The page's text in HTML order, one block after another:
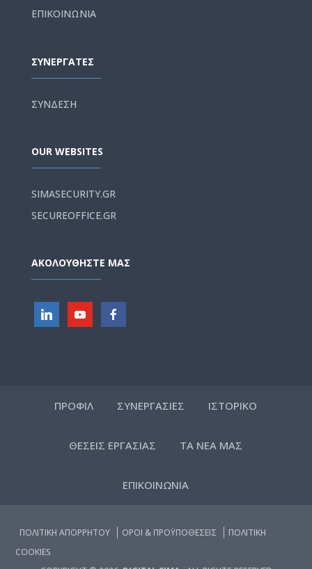
ΕΠΙΚΟΙΝΩΝΙΑ
ΣΥΝΕΡΓΑΤΕΣ
ΣΥΝΔΕΣΗ
OUR WEBSITES
SIMASECURITY.GR
SECUREOFFICE.GR
ΑΚΟΛΟΥΘΗΣΤΕ ΜΑΣ
ΠΡΟΦΙΛ ΣΥΝΕΡΓΑΣΙΕΣ ΙΣΤΟΡΙΚΟ
ΘΕΣΕΙΣ ΕΡΓΑΣΙΑΣ ΤΑ ΝΕΑ ΜΑΣ
ΕΠΙΚΟΙΝΩΝΙΑ
ΠΟΛΙΤΙΚΗ ΑΠΟΡΡΗΤΟΥ ΟΡΟΙ & ΠΡΟΫΠΟΘΕΣΕΙΣ
ΠΟΛΙΤΙΚΗ
COOKIES